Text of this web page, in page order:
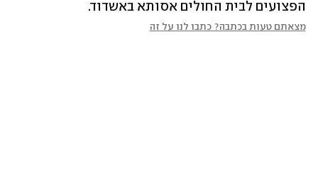
הפצועים לבית החולים אסותא באשדוד.
מצאתם טעות בכתבה? כתבו לנו על זה